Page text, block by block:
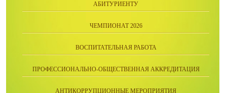
АБИТУРИЕНТУ
ЧЕМПИОНАТ 2026
ВОСПИТАТЕЛЬНАЯ РАБОТА
ПРОФЕССИОНАЛЬНО-ОБЩЕСТВЕННАЯ АККРЕДИТАЦИЯ
АНТИКОРРУПЦИОННЫЕ МЕРОПРИЯТИЯ